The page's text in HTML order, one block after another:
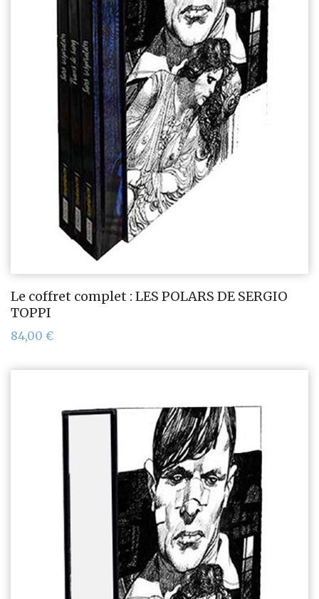
Le coffret complet : LES POLARS DE SERGIO
TOPPI
84,00 €